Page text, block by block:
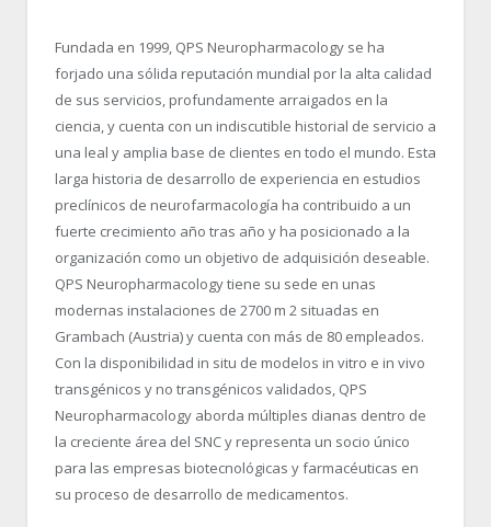
Fundada en 1999, QPS Neuropharmacology se ha
forjado una sólida reputación mundial por la alta calidad
de sus servicios, profundamente arraigados en la
ciencia, y cuenta con un indiscutible historial de servicio a
una leal y amplia base de clientes en todo el mundo. Esta
larga historia de desarrollo de experiencia en estudios
preclínicos de neurofarmacología ha contribuido a un
fuerte crecimiento año tras año y ha posicionado a la
organización como un objetivo de adquisición deseable.
QPS Neuropharmacology tiene su sede en unas
modernas instalaciones de 2700 m 2 situadas en
Grambach (Austria) y cuenta con más de 80 empleados.
Con la disponibilidad in situ de modelos in vitro e in vivo
transgénicos y no transgénicos validados, QPS
Neuropharmacology aborda múltiples dianas dentro de
la creciente área del SNC y representa un socio único
para las empresas biotecnológicas y farmacéuticas en
su proceso de desarrollo de medicamentos.